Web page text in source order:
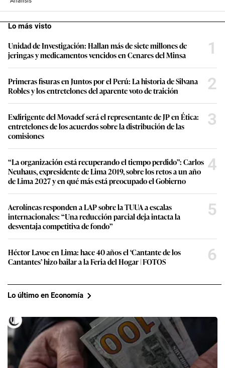
Lo más visto
Unidad de Investigación: Hallan más de siete millones de
jeringas y medicamentos vencidos en Cenares del Minsa
1
Primeras fisuras en Juntos por el Perú: La historia de Silvana
Robles y los entretelones del aparente voto de traición
2
Exdirigente del Movadef será el representante de JP en Ética:
entretelones de los acuerdos sobre la distribución de las
comisiones
3
“La organización está recuperando el tiempo perdido”: Carlos
Neuhaus, expresidente de Lima 2019, sobre los retos a un año
de Lima 2027 y en qué más está preocupado el Gobierno
4
Aerolíneas responden a LAP sobre la TUUA a escalas
internacionales: “Una reducción parcial deja intacta la
desventaja competitiva de fondo”
5
Héctor Lavoe en Lima: hace 40 años el ‘Cantante de los
Cantantes’ hizo bailar a la Feria del Hogar | FOTOS
6
Lo último en Economía